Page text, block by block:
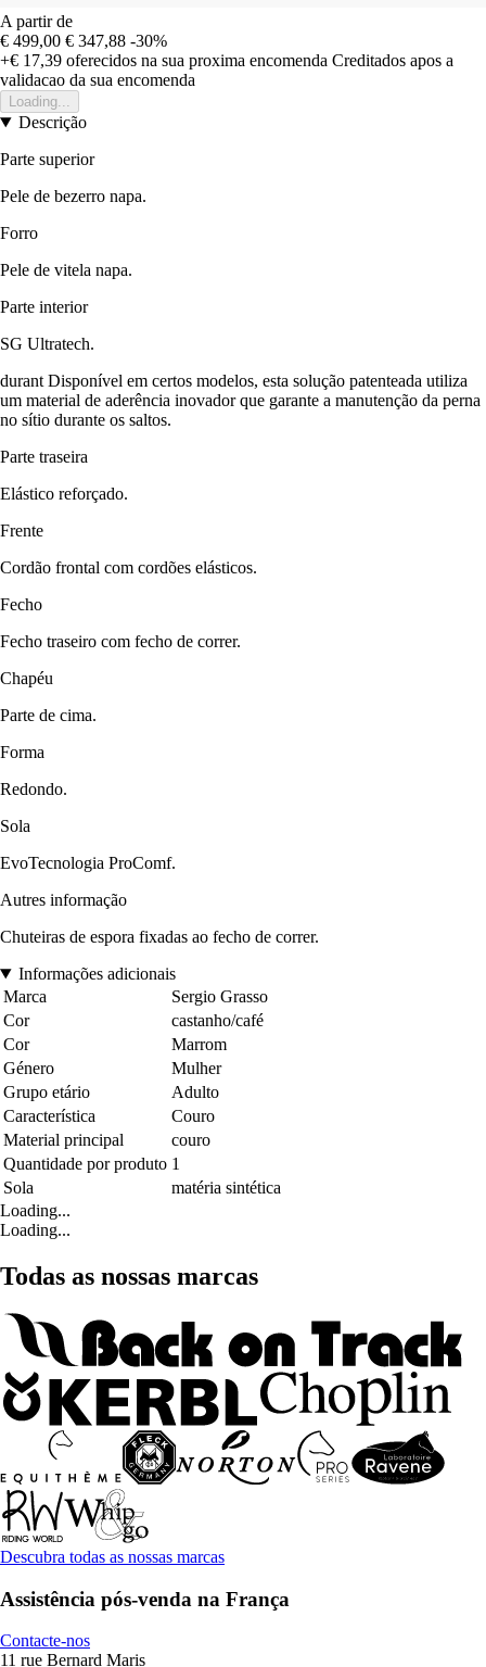
A partir de
€ 499,00 € 347,88 -30%
+€ 17,39 oferecidos na sua proxima encomenda Creditados apos a
validacao da sua encomenda
Loading...
Descrição
Parte superior
Pele de bezerro napa.
Forro
Pele de vitela napa.
Parte interior
SG Ultratech.
durant Disponível em certos modelos, esta solução patenteada utiliza
um material de aderência inovador que garante a manutenção da perna
no sítio durante os saltos.
Parte traseira
Elástico reforçado.
Frente
Cordão frontal com cordões elásticos.
Fecho
Fecho traseiro com fecho de correr.
Chapéu
Parte de cima.
Forma
Redondo.
Sola
EvoTecnologia ProComf.
Autres informação
Chuteiras de espora fixadas ao fecho de correr.
Informações adicionais
Marca
Sergio Grasso
Cor
castanho/café
Cor
Marrom
Género
Mulher
Grupo etário
Adulto
Característica
Couro
Material principal
couro
Quantidade por produto 1
Sola
matéria sintética
Loading...
Loading...
Todas as nossas marcas
Descubra todas as nossas marcas
Assistência pós-venda na França
Contacte-nos
11 rue Bernard Maris